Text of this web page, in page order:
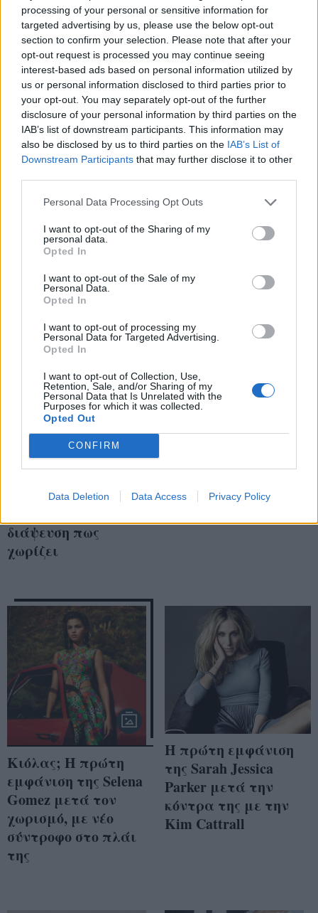
processing of your personal or sensitive information for
targeted advertising by us, please use the below opt-out
section to confirm your selection. Please note that after your
opt-out request is processed you may continue seeing
interest-based ads based on personal information utilized by
us or personal information disclosed to third parties prior to
your opt-out. You may separately opt-out of the further
disclosure of your personal information by third parties on the
IAB’s list of downstream participants. This information may
also be disclosed by us to third parties on the IAB’s List of
Downstream Participants that may further disclose it to other
Personal Data Processing Opt Outs
I want to opt-out of the Sharing of my
personal data.
Opted In
I want to opt-out of the Sale of my
Personal Data.
Opted In
I want to opt-out of processing my
Personal Data for Targeted Advertising.
Opted In
I want to opt-out of Collection, Use,
Retention, Sale, and/or Sharing of my
Personal Data that Is Unrelated with the
Purposes for which it was collected.
Opted Out
CONFIRM
Data Deletion Data Access Privacy Policy
Η Selena Gomez έκανε
την πρώτη εμφάνιση,
απομάκρυνση της
από τα social και
ήταν αρκετά hot
Πόσο πολύ φούσκωσε;
Το 26χρονο μοντέλο
στην πρώτη
εμφάνιση, μετά την
ανακοίνωση της
εγκυμοσύνης
Η Victoria Beckham
κάνει την πρώτη
εμφάνισή της, μετά
διάψευση πως
χωρίζει
Khloe Kardashian μας
δείχνει την True και
Κιόλας; Η πρώτη
εμφάνιση της Selena
Gomez μετά τον
χωρισμό, με νέο
σύντροφο στο πλάι
της
Η πρώτη εμφάνιση
της Sarah Jessica
Parker μετά την
κόντρα της με την
Kim Cattrall